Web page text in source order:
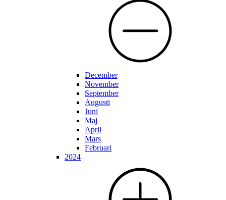
December
November
September
Augusti
Juni
Maj
April
Mars
Februari
2024